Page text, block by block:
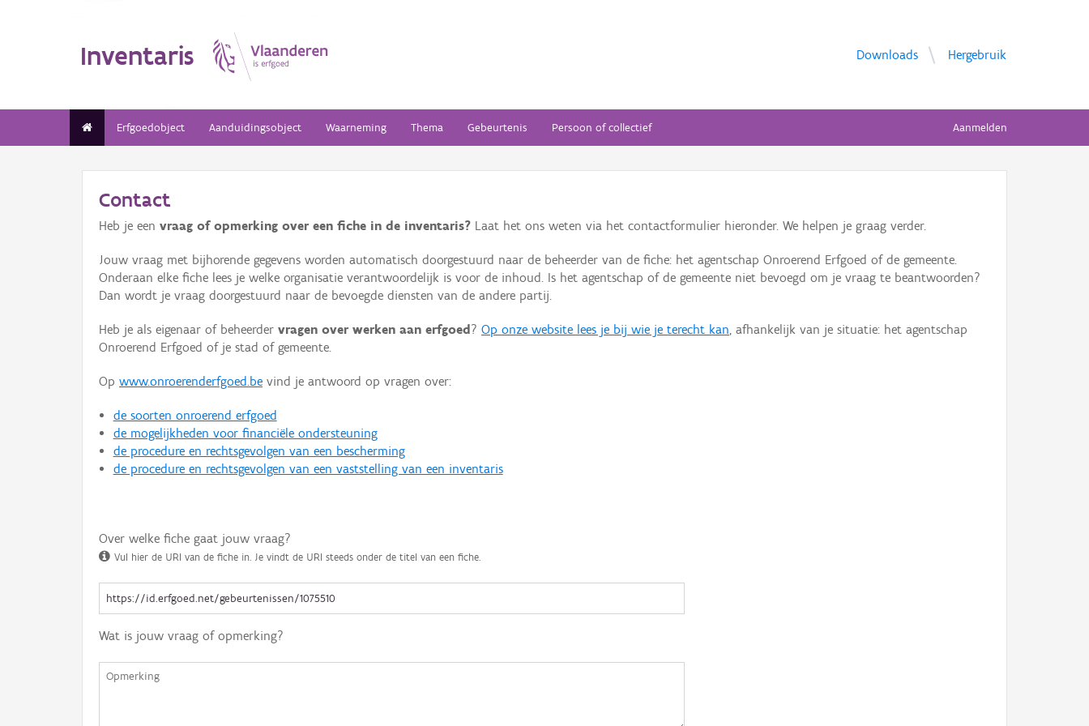
Inventaris Downloads Hergebruik
Erfgoedobject Aanduidingsobject Waarneming Thema Gebeurtenis Persoon of collectief Aanmelden
Contact
Heb je een vraag of opmerking over een fiche in de inventaris? Laat het ons weten via het contactformulier hieronder. We helpen je graag verder.
Jouw vraag met bijhorende gegevens worden automatisch doorgestuurd naar de beheerder van de fiche: het agentschap Onroerend Erfgoed of de gemeente.
Onderaan elke fiche lees je welke organisatie verantwoordelijk is voor de inhoud. Is het agentschap of de gemeente niet bevoegd om je vraag te beantwoorden?
Dan wordt je vraag doorgestuurd naar de bevoegde diensten van de andere partij.
Heb je als eigenaar of beheerder vragen over werken aan erfgoed ? Op onze website lees je bij wie je terecht kan, afhankelijk van je situatie: het agentschap
Onroerend Erfgoed of je stad of gemeente.
Op www.onroerenderfgoed.be vind je antwoord op vragen over:
de soorten onroerend erfgoed
de mogelijkheden voor financiële ondersteuning
de procedure en rechtsgevolgen van een bescherming
de procedure en rechtsgevolgen van een vaststelling van een inventaris
Over welke fiche gaat jouw vraag?
Vul hier de URI van de fiche in. Je vindt de URI steeds onder de titel van een fiche.
Wat is jouw vraag of opmerking?